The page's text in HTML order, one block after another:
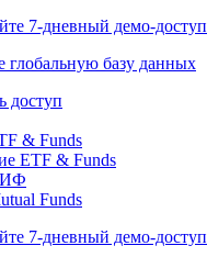
7-дневный демо-доступ
глобальную базу данных
доступ
& Funds
ETF & Funds
Funds
7-дневный демо-доступ